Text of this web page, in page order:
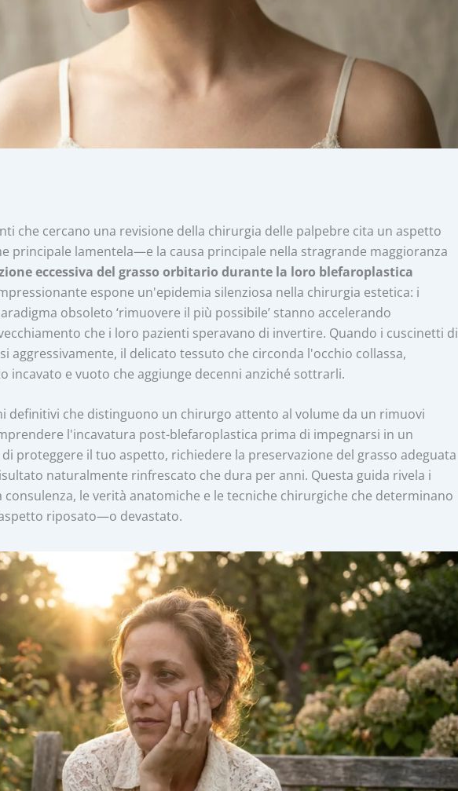
che cercano una revisione della chirurgia delle palpebre cita un aspetto
principale lamentela—e la causa principale nella stragrande maggioranza
eccessiva del grasso orbitario durante la loro blefaroplastica
espone un'epidemia silenziosa nella chirurgia estetica: i
obsoleto ‘rimuovere il più possibile’ stanno accelerando
che i loro pazienti speravano di invertire. Quando i cuscinetti di
aggressivamente, il delicato tessuto che circonda l'occhio collassa,
incavato e vuoto che aggiunge decenni anziché sottrarli.
definitivi che distinguono un chirurgo attento al volume da un rimuovi
l'incavatura post-blefaroplastica prima di impegnarsi in un
proteggere il tuo aspetto, richiedere la preservazione del grasso adeguata
naturalmente rinfrescato che dura per anni. Questa guida rivela i
consulenza, le verità anatomiche e le tecniche chirurgiche che determinano
riposato—o devastato.